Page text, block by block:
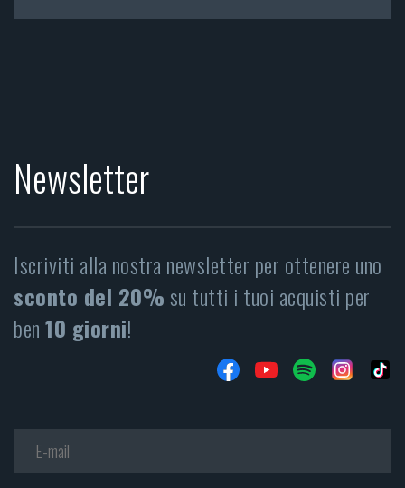
Newsletter
Iscriviti alla nostra newsletter per ottenere uno
sconto del 20%su tutti i tuoi acquisti per
ben10 giorni!